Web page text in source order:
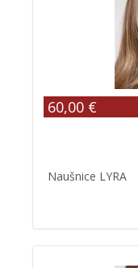
60,00 €
Naušnice LYRA